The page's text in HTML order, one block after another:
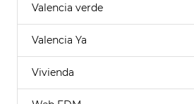
Valencia verde
Valencia Ya
Vivienda